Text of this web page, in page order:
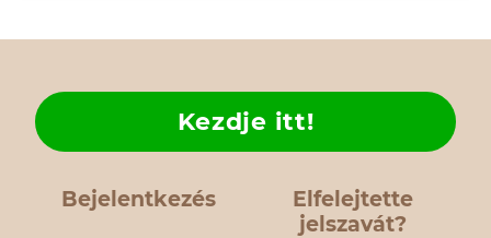
Bejelentkezés
Elfelejtette
jelszavát?
Kezdje itt!